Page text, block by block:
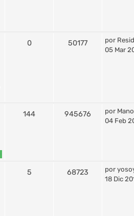
0 50177 por
05 Mar
144 945676 por
04 Feb
5 68723 por
18 Dic